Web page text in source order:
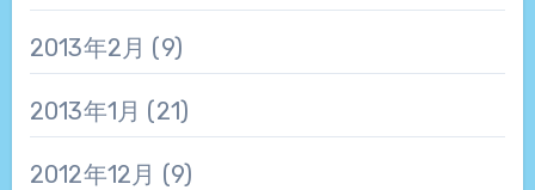
2013年2月 (9)
2013年1月 (21)
2012年12月 (9)